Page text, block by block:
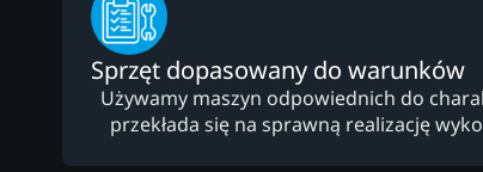
Sprzęt dopasowany do warunków
Używamy maszyn odpowiednich do
przekłada się na sprawną realizację